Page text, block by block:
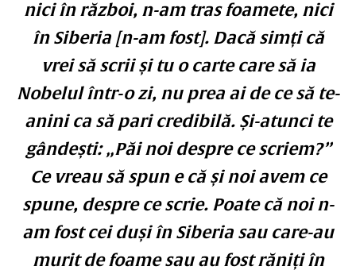
nici în război, n-am tras foamete, nici
în Siberia [n-am fost]. Dacă simți că
vrei să scrii și tu o carte care să ia
Nobelul într-o zi, nu prea ai de ce să te-
anini ca să pari credibilă. Și-atunci te
gândești: „Păi noi despre ce scriem?”
Ce vreau să spun e că și noi avem ce
spune, despre ce scrie. Poate că noi n-
am fost cei duși în Siberia sau care-au
murit de foame sau au fost răniți în